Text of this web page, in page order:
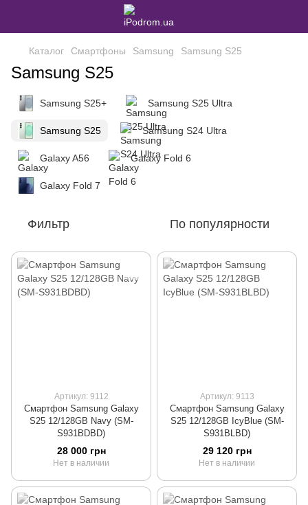
Каталог Смартфоны Samsung Samsung S25
Samsung S25
Samsung S25+ Samsung S25 Ultra
Samsung S25 Samsung S24 Ultra
Galaxy A56 Galaxy Fold 6
Galaxy Fold 7
Фильтр По популярности
Артикул: 9112
Смартфон Samsung Galaxy
S25 12/128GB Navy (SM-
S931BDBD)
28 000 грн
Нет в наличии
Артикул: 9113
Смартфон Samsung Galaxy
S25 12/128GB IcyBlue (SM-
S931BLBD)
29 120 грн
Нет в наличии